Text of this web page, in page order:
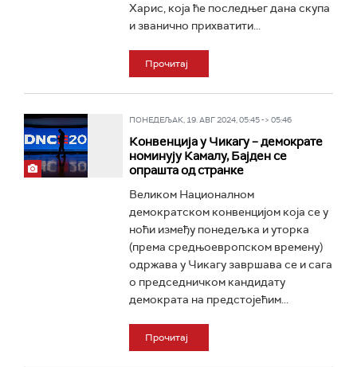
Харис, која ће последњег дана скупа
и званично прихватити...
Прочитај
ПОНЕДЕЉАК, 19. АВГ 2024, 05:45 -> 05:46
Конвенција у Чикагу – демократе
номинују Камалу, Бајден се
опрашта од странке
Великом Националном
демократском конвенцијом која се у
ноћи између понедељка и уторка
(према средњоевропском времену)
одржава у Чикагу завршава се и сага
о председничком кандидату
демократа на предстојећим...
Прочитај